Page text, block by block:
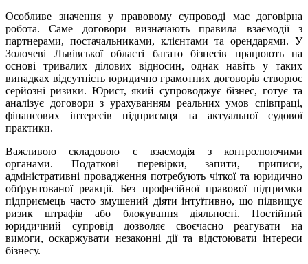
Особливе значення у правовому супроводі має договірна
робота. Саме договори визначають правила взаємодії з
партнерами, постачальниками, клієнтами та орендарями. У
Золочеві Львівської області багато бізнесів працюють на
основі тривалих ділових відносин, однак навіть у таких
випадках відсутність юридично грамотних договорів створює
серйозні ризики. Юрист, який супроводжує бізнес, готує та
аналізує договори з урахуванням реальних умов співпраці,
фінансових інтересів підприємця та актуальної судової
практики.
Важливою складовою є взаємодія з контролюючими
органами. Податкові перевірки, запити, приписи,
адміністративні провадження потребують чіткої та юридично
обґрунтованої реакції. Без професійної правової підтримки
підприємець часто змушений діяти інтуїтивно, що підвищує
ризик штрафів або блокування діяльності. Постійний
юридичний супровід дозволяє своєчасно реагувати на
вимоги, оскаржувати незаконні дії та відстоювати інтереси
бізнесу.